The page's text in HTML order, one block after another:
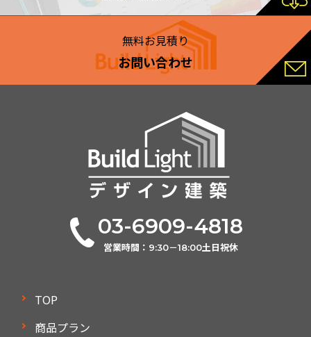
無料お見積り
お問い合わせ
03-6909-4818
営業時間：9:30－18:00土日祝休
TOP
商品プラン